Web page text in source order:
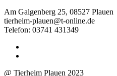
Am Galgenberg 25, 08527 Plauen
tierheim-plauen@t-online.de
Telefon: 03741 431349
@ Tierheim Plauen 2023